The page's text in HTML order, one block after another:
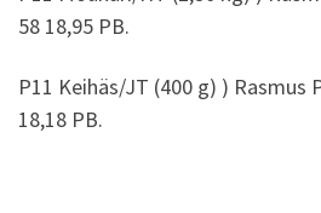
58 18,95 PB.
P11 Keihäs/JT (400 g) ) Rasmus
18,18 PB.